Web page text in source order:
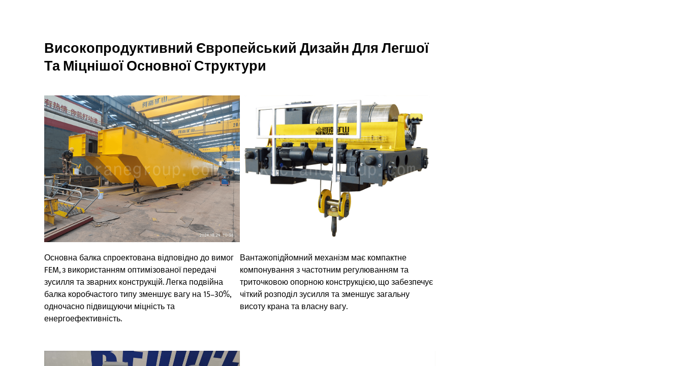
Високопродуктивний Європейський Дизайн Для Легшої
Та Міцнішої Основної Структури
Основна балка спроектована відповідно до вимог
FEM, з використанням оптимізованої передачі
зусилля та зварних конструкцій. Легка подвійна
балка коробчастого типу зменшує вагу на 15–30%,
одночасно підвищуючи міцність та
енергоефективність.
Вантажопідйомний механізм має компактне
компонування з частотним регулюванням та
триточковою опорною конструкцією, що забезпечує
чіткий розподіл зусилля та зменшує загальну
висоту крана та власну вагу.